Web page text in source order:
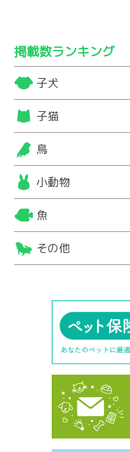
掲載数ランキング
子犬
子猫
鳥
小動物
魚
その他